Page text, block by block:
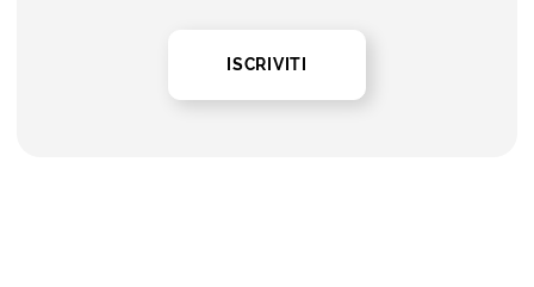
ISCRIVITI